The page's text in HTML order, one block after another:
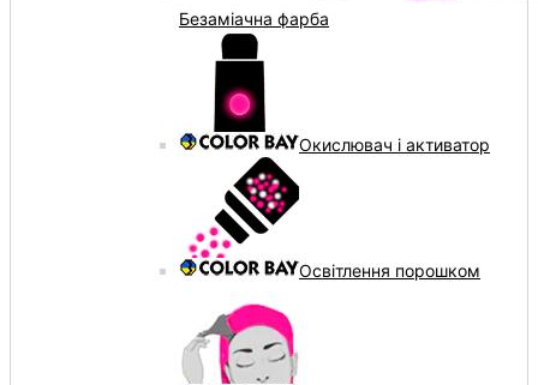
Безаміачна фарба
Окислювач і активатор
Освітлення порошком